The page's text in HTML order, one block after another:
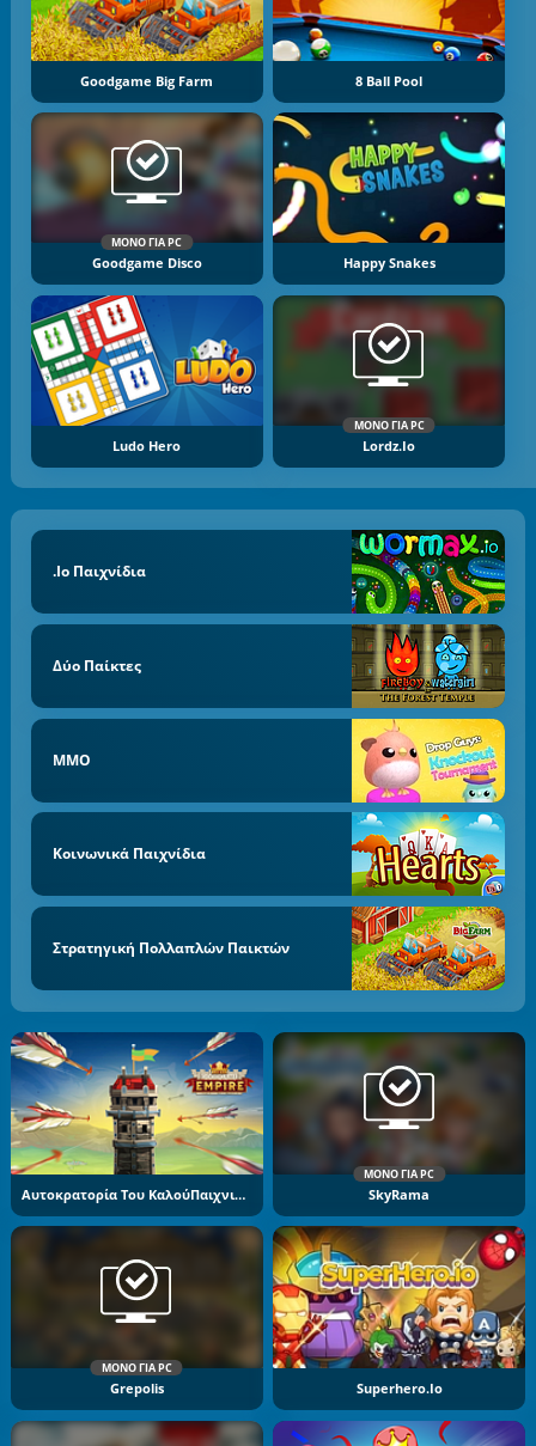
Goodgame Big Farm 8 Ball Pool
ΜΌΝΟ ΓΙΑ PC
Goodgame Disco Happy Snakes
Ludo Hero
ΜΌΝΟ ΓΙΑ PC
Lordz.io
.io Παιχνίδια
Δύο Παίκτες
MMO
Κοινωνικά Παιχνίδια
Στρατηγική Πολλαπλών Παικτών
Αυτοκρατορία Του ΚαλούΠαιχνιδιού
ΜΌΝΟ ΓΙΑ PC
SkyRama
ΜΌΝΟ ΓΙΑ PC
Grepolis Superhero.io